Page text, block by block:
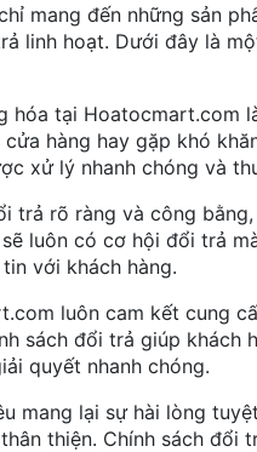
mang đến những sản
linh hoạt. Dưới đây là
hóa tại Hoatocmart.com
hàng hay gặp khó
xử lý nhanh chóng và
trả rõ ràng và công
luôn có cơ hội đổi trả
với khách hàng.
luôn cam kết cung
sách đổi trả giúp khách
quyết nhanh chóng.
mang lại sự hài lòng
thiện. Chính sách đổi